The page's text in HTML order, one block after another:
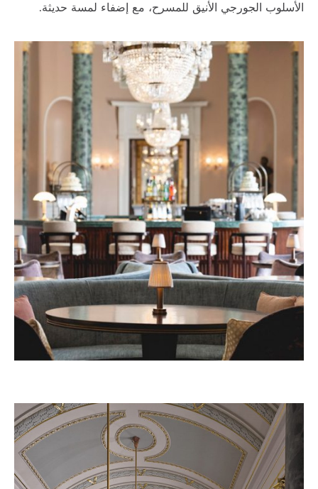
الأسلوب الجورجي الأنيق للمسرح، مع إضفاء لمسة حديثة.